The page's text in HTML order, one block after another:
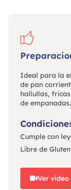
Ideal para la
de pan
hallullas,
de empanadas.
Cumple con
Libre de Gluten
Ver video